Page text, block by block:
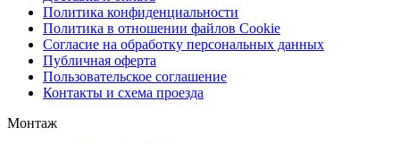
Политика конфиденциальности
Политика в отношении файлов Cookie
Согласие на обработку персональных данных
Публичная оферта
Пользовательское соглашение
Контакты и схема проезда
Монтаж